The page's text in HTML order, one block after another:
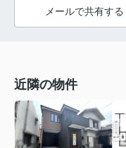
メールで共有する
近隣の物件